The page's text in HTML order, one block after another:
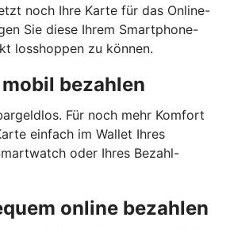
noch Ihre Karte für das Online-
Sie diese Ihrem Smartphone-
losshoppen zu können.
bezahlen
Für noch mehr Komfort
einfach im Wallet Ihres
oder Ihres Bezahl-
online bezahlen